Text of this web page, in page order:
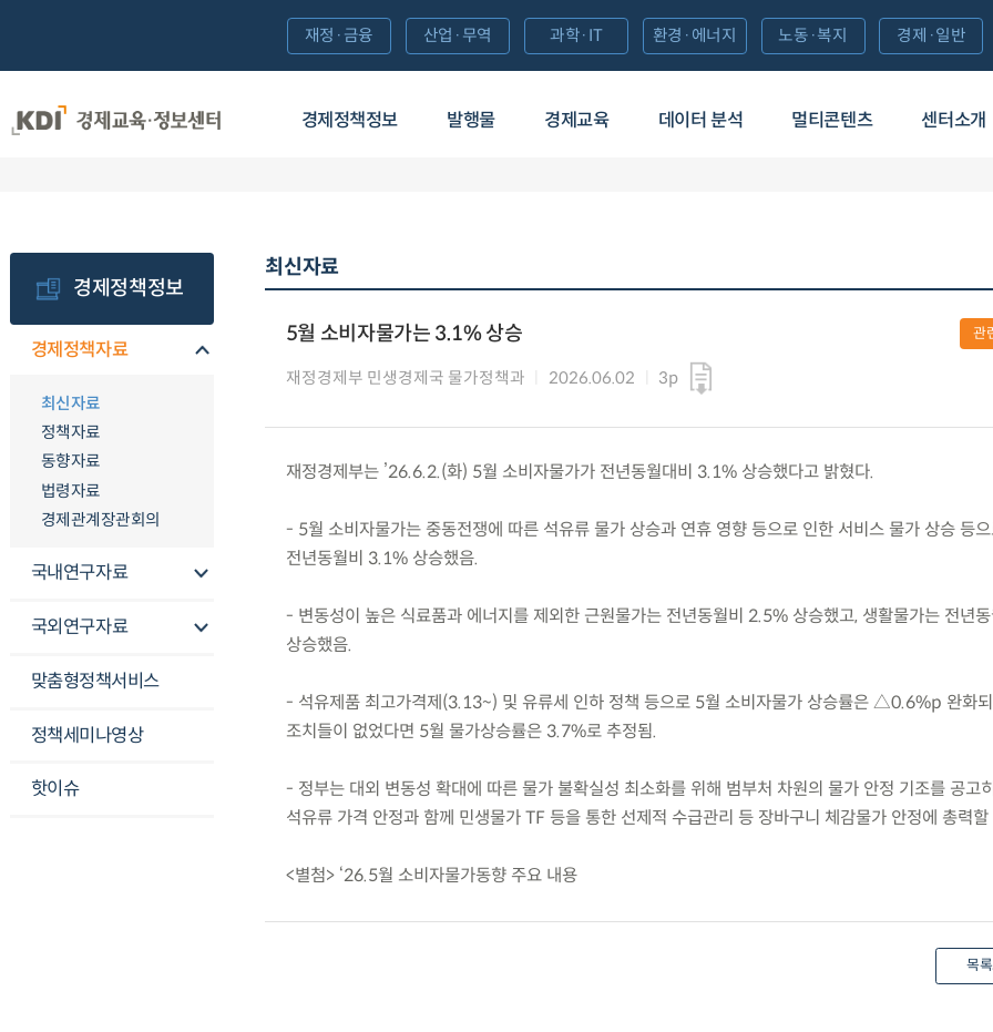
경제정책정보 발행물 경제교육 데이터 분석 멀티콘텐츠 센터소개
재정·금융 산업·무역 과학·IT 환경·에너지 노동·복지 경제·일반
경제정책정보
경제정책자료
최신자료
정책자료
동향자료
법령자료
경제관계장관회의
국내연구자료
국외연구자료
맞춤형정책서비스
정책세미나영상
핫이슈
최신자료
5월 소비자물가는 3.1% 상승
재정경제부 민생경제국 물가정책과 2026.06.02 3p
관
재정경제부는 ’26.6.2.(화) 5월 소비자물가가 전년동월대비 3.1% 상승했다고 밝혔다.
- 5월 소비자물가는 중동전쟁에 따른 석유류 물가 상승과 연휴 영향 등으로 인한 서비스 물가 상승 등
전년동월비 3.1% 상승했음.
- 변동성이 높은 식료품과 에너지를 제외한 근원물가는 전년동월비 2.5% 상승했고, 생활물가는 전년
상승했음.
- 석유제품 최고가격제(3.13~) 및 유류세 인하 정책 등으로 5월 소비자물가 상승률은 △0.6%p 완화
조치들이 없었다면 5월 물가상승률은 3.7%로 추정됨.
- 정부는 대외 변동성 확대에 따른 물가 불확실성 최소화를 위해 범부처 차원의 물가 안정 기조를 공고
석유류 가격 안정과 함께 민생물가 TF 등을 통한 선제적 수급관리 등 장바구니 체감물가 안정에 총력할
<별첨> ‘26.5월 소비자물가동향 주요 내용
목록